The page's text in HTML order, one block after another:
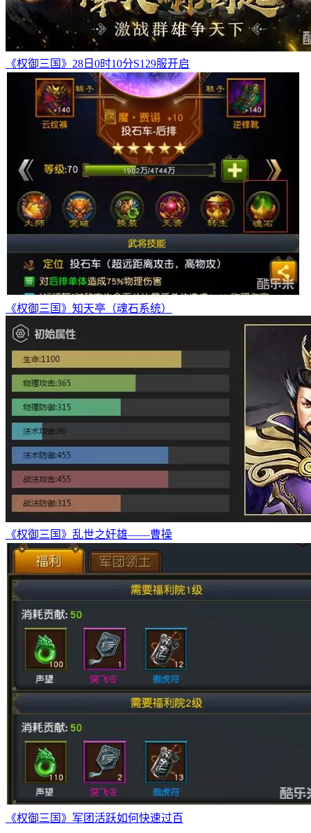
《权御三国》28日0时10分S129服开启
《权御三国》知天亭（魂石系统）
《权御三国》乱世之奸雄——曹操
《权御三国》军团活跃如何快速过百